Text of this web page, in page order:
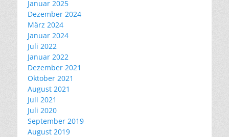
Januar 2025
Dezember 2024
März 2024
Januar 2024
Juli 2022
Januar 2022
Dezember 2021
Oktober 2021
August 2021
Juli 2021
Juli 2020
September 2019
August 2019